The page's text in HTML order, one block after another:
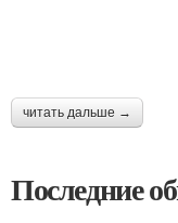
читать дальше →
Последние